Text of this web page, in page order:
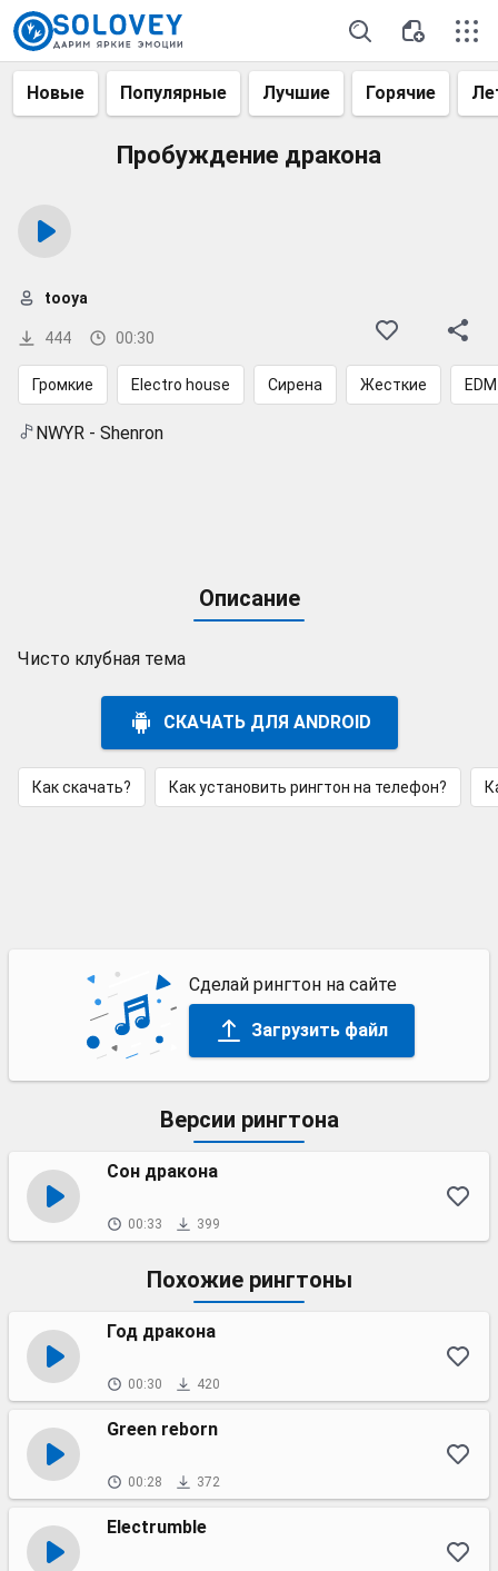
Новые Популярные Лучшие Горячие
Пробуждение дракона
444 00:30
tooya
Громкие Electro house Сирена Жесткие EDM
NWYR - Shenron
Описание
Чисто клубная тема
СКАЧАТЬ ДЛЯ ANDROID
Как скачать? Как установить рингтон на телефон?
Сделай рингтон на сайте
Загрузить файл
Версии рингтона
Сон дракона
00:33 399
Похожие рингтоны
Год дракона
00:30 420
Green reborn
00:28 372
Electrumble